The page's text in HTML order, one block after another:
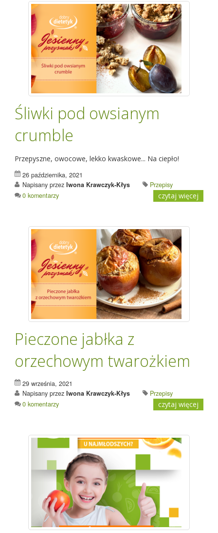
Śliwki pod owsianym
crumble
Przepyszne, owocowe, lekko kwaskowe... Na ciepło!
26 października, 2021
Napisany przez Iwona Krawczyk-Kłys
Przepisy
0 komentarzy
czytaj więcej
Pieczone jabłka z
orzechowym twarożkiem
29 września, 2021
Napisany przez Iwona Krawczyk-Kłys
Przepisy
0 komentarzy
czytaj więcej